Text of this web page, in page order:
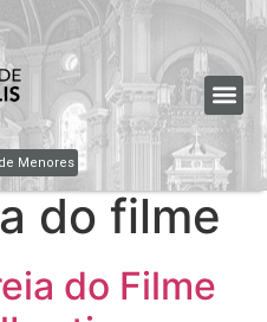
Menores
do filme
do Filme